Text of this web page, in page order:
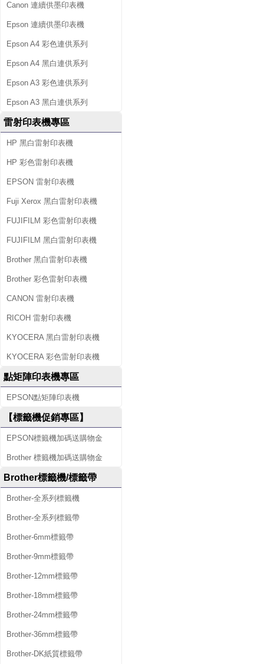
Canon 連續供墨印表機
Epson 連續供墨印表機
Epson A4 彩色連供系列
Epson A4 黑白連供系列
Epson A3 彩色連供系列
Epson A3 黑白連供系列
雷射印表機專區
HP 黑白雷射印表機
HP 彩色雷射印表機
EPSON 雷射印表機
Fuji Xerox 黑白雷射印表機
FUJIFILM 彩色雷射印表機
FUJIFILM 黑白雷射印表機
Brother 黑白雷射印表機
Brother 彩色雷射印表機
CANON 雷射印表機
RICOH 雷射印表機
KYOCERA 黑白雷射印表機
KYOCERA 彩色雷射印表機
點矩陣印表機專區
EPSON點矩陣印表機
【標籤機促銷專區】
EPSON標籤機加碼送購物金
Brother 標籤機加碼送購物金
Brother標籤機/標籤帶
Brother-全系列標籤機
Brother-全系列標籤帶
Brother-6mm標籤帶
Brother-9mm標籤帶
Brother-12mm標籤帶
Brother-18mm標籤帶
Brother-24mm標籤帶
Brother-36mm標籤帶
Brother-DK紙質標籤帶